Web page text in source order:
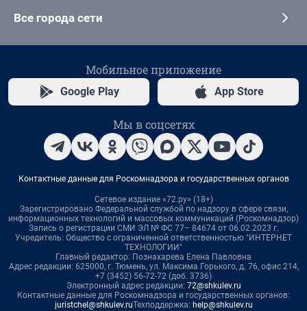
Все города сети
Мобильное приложение
Google Play App Store
Мы в соцсетях
Контактные данные для Роскомнадзора и государственных органов
Сетевое издание «72.ру» (18+)
Зарегистрировано Федеральной службой по надзору в сфере связи,
информационных технологий и массовых коммуникаций (Роскомнадзор)
Запись о регистрации СМИ ЭЛ № ФС 77– 84674 от 06.02.2023 г.
Учредитель: Общество с ограниченной ответственностью "ИНТЕРНЕТ
ТЕХНОЛОГИИ"
Главный редактор: Познахарева Елена Павловна
Адрес редакции: 625000, г. Тюмень, ул. Максима Горького, д. 76, офис 214,
+7 (3452) 56-72-72 (доб. 3736)
Электронный адрес редакции: 72@shkulev.ru
Контактные данные для Роскомнадзора и государственных органов:
juristchel@shkulev.ruТехподдержка: help@shkulev.ru